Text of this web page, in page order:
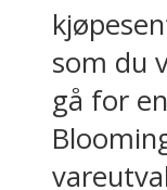
som du
gå for